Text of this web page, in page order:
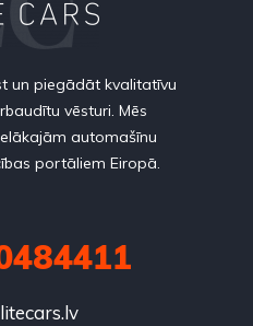
un piegādāt kvalitatīvu
vēsturi. Mēs
automašīnu
portāliem Eiropā.